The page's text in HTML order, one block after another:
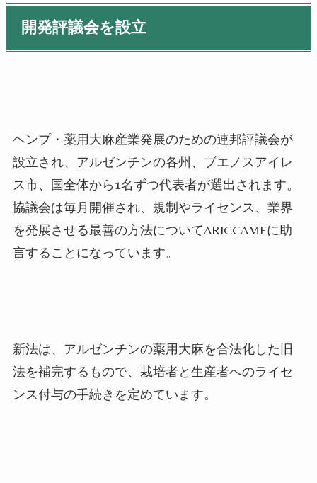
開発評議会を設立
ヘンプ・薬用大麻産業発展のための連邦評議会が
設立され、アルゼンチンの各州、ブエノスアイレ
ス市、国全体から1名ずつ代表者が選出されます。
協議会は毎月開催され、規制やライセンス、業界
を発展させる最善の方法についてARICCAMEに助
言することになっています。
新法は、アルゼンチンの薬用大麻を合法化した旧
法を補完するもので、栽培者と生産者へのライセ
ンス付与の手続きを定めています。